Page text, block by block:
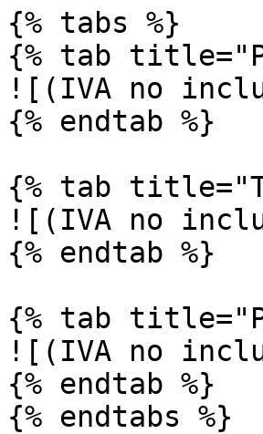
{% tabs %}
{% tab
![(IVA no
{% endtab %}
{% tab
![(IVA no
{% endtab %}
{% tab
![(IVA no
{% endtab %}
{% endtabs %}